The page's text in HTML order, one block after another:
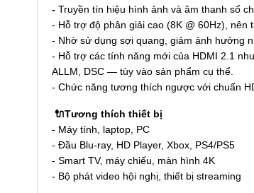
- Truyền tín hiệu hình ảnh và âm thanh số
- Hỗ trợ độ phân giải cao (8K @ 60Hz), nên
- Nhờ sử dụng sợi quang, giảm ảnh hưởng
- Hỗ trợ các tính năng mới của HDMI 2.1
ALLM, DSC — tùy vào sản phẩm cụ thể.
- Chức năng tương thích ngược với chuẩn
🔌Tương thích thiết bị
- Máy tính, laptop, PC
- Đầu Blu-ray, HD Player, Xbox, PS4/PS5
- Smart TV, máy chiếu, màn hình 4K
- Bộ phát video hội nghị, thiết bị streaming